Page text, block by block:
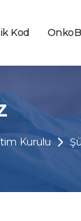
Kod
Kurulu